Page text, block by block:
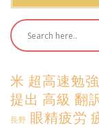
米 超高速勉
提出 高級 翻
長野 眼精疲労